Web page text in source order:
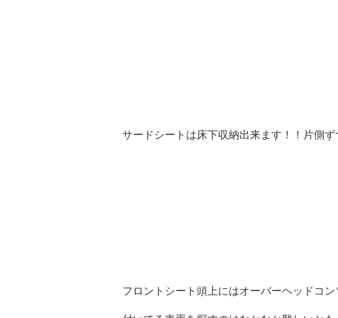
サードシートは床下収納出来ます！！片側
フロントシート頭上にはオーバーヘッドコ